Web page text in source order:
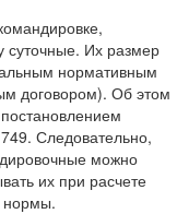
суточные. Их размер
нормативным
договором). Об этом
Следовательно,
можно
их при расчете
нормы.